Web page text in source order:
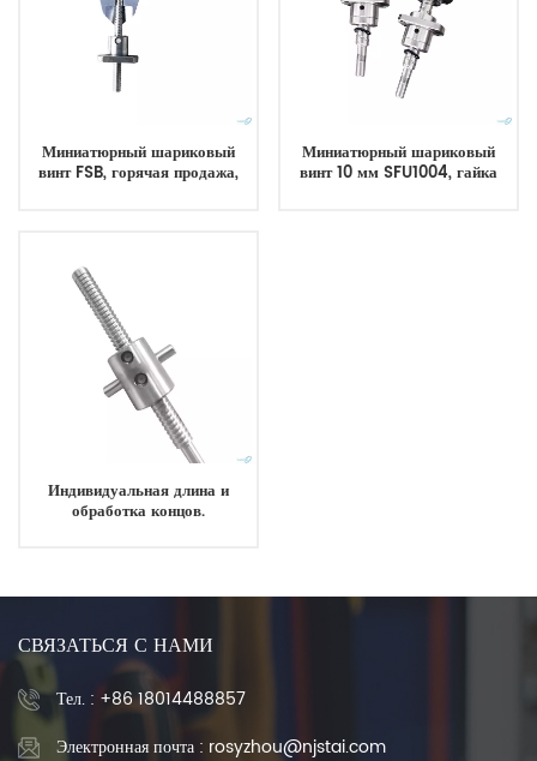
Миниатюрный шариковый
винт FSB, горячая продажа,
Миниатюрный шариковый
винт 10 мм SFU1004, гайка
Индивидуальная длина и
обработка концов.
шариковый винт.
СВЯЗАТЬСЯ С НАМИ
Тел. : +86 18014488857
Электронная почта : rosyzhou@njstai.com